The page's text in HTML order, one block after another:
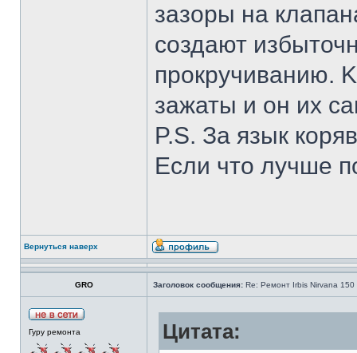
зазоры на
создают
прокручиванию.
зажаты и он их
P.S. За язык
Если что лучше
Вернуться наверх
GRO Заголовок сообщения: Re: Ремонт Irbis Nirvana 150
Гуру ремонта Цитата: